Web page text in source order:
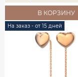
В КОРЗИНУ
На заказ - от 15 дней